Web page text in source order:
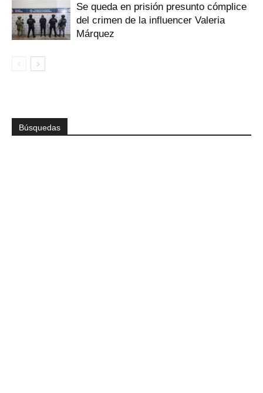
Se queda en prisión presunto cómplice
del crimen de la influencer Valeria
Márquez
Búsquedas